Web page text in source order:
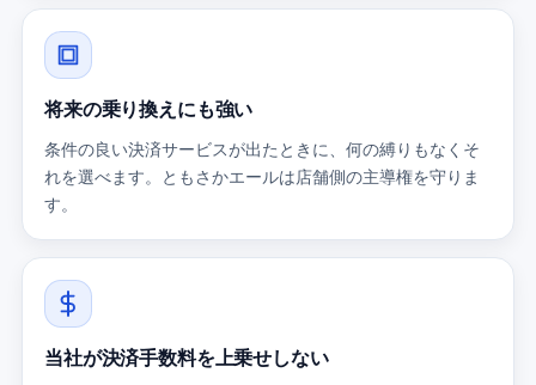
将来の乗り換えにも強い
条件の良い決済サービスが出たときに、何の縛りもなくそ
れを選べます。ともさかエールは店舗側の主導権を守りま
す。
当社が決済手数料を上乗せしない